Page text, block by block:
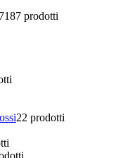
187 prodotti
22 prodotti